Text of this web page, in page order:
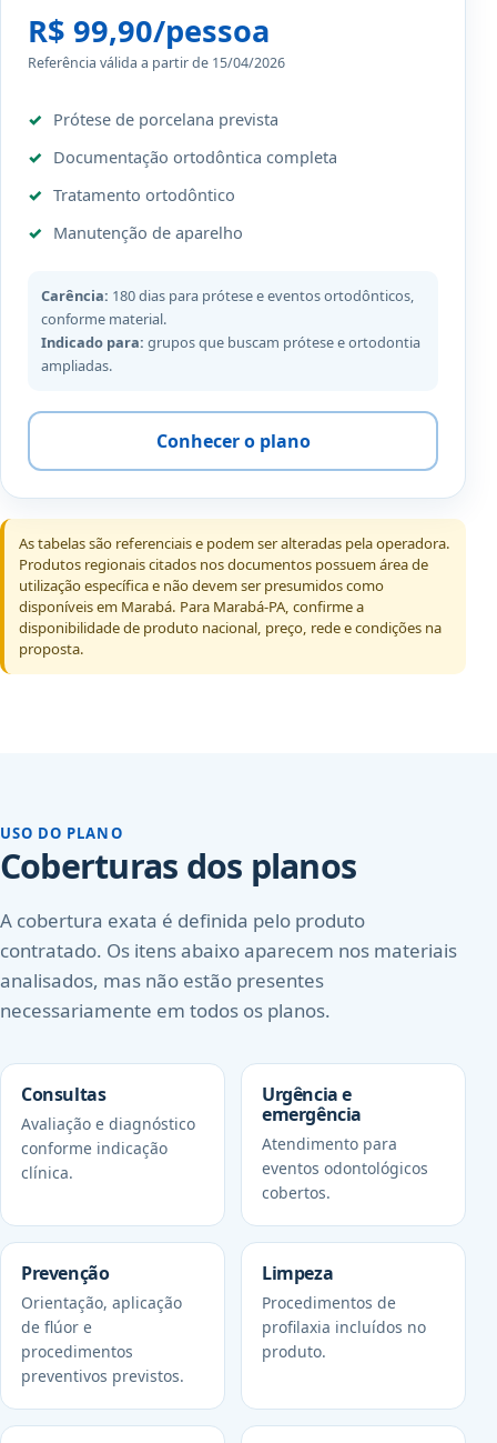
R$ 99,90/pessoa
Referência válida a partir de 15/04/2026
Prótese de porcelana prevista
Documentação ortodôntica completa
Tratamento ortodôntico
Manutenção de aparelho
Carência: 180 dias para prótese e eventos ortodônticos,
conforme material.
Indicado para: grupos que buscam prótese e ortodontia
ampliadas.
Conhecer o plano
As tabelas são referenciais e podem ser alteradas pela operadora.
Produtos regionais citados nos documentos possuem área de
utilização específica e não devem ser presumidos como
disponíveis em Marabá. Para Marabá-PA, confirme a
disponibilidade de produto nacional, preço, rede e condições na
proposta.
USO DO PLANO
Coberturas dos planos
A cobertura exata é definida pelo produto
contratado. Os itens abaixo aparecem nos materiais
analisados, mas não estão presentes
necessariamente em todos os planos.
Consultas
Avaliação e diagnóstico
conforme indicação
clínica.
Urgência e
emergência
Atendimento para
eventos odontológicos
cobertos.
Prevenção
Orientação, aplicação
de flúor e
procedimentos
preventivos previstos.
Limpeza
Procedimentos de
profilaxia incluídos no
produto.